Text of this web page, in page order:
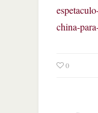
china-
0